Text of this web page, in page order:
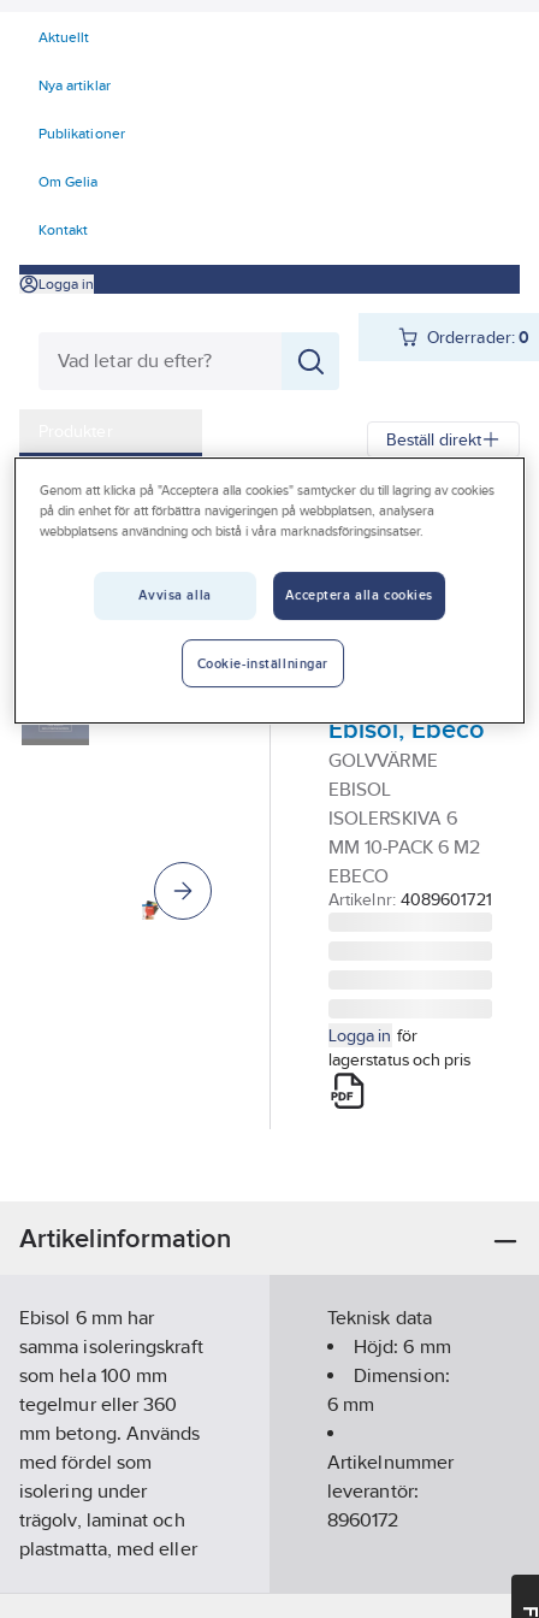
Aktuellt
Nya artiklar
Publikationer
Om Gelia
Kontakt
Logga in
Orderrader:0
Outlet
Vanliga frågor
Beställ direkt
Gelia Produkter Gelia El
Kyl- och värmeprodukter
Värmekabel, termostat och tillbehör golvvärme
EBECO
Isolerskiva
golvvärme,
Ebisol, Ebeco
GOLVVÄRME
EBISOL
ISOLERSKIVA 6
MM 10-PACK 6 M2
EBECO
Artikelnr: 4089601721
Logga in för
lagerstatus och pris
Artikelinformation
Ebisol 6 mm har
samma isoleringskraft
som hela 100 mm
tegelmur eller 360
mm betong. Används
med fördel som
isolering under
trägolv, laminat och
plastmatta, med eller
Teknisk data
Höjd:6 mm
Dimension:
6 mm
Artikelnummer
leverantör:
8960172
Genom att klicka på "Acceptera alla cookies" samtycker du till lagring av cookies
på din enhet för att förbättra navigeringen på webbplatsen, analysera
webbplatsens användning och bistå i våra marknadsföringsinsatser.
Avvisa alla Acceptera alla cookies
Cookie-inställningar